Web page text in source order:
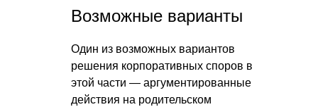
Возможные варианты
Один из возможных вариантов
решения корпоративных споров в
этой части — аргументированные
действия на родительском